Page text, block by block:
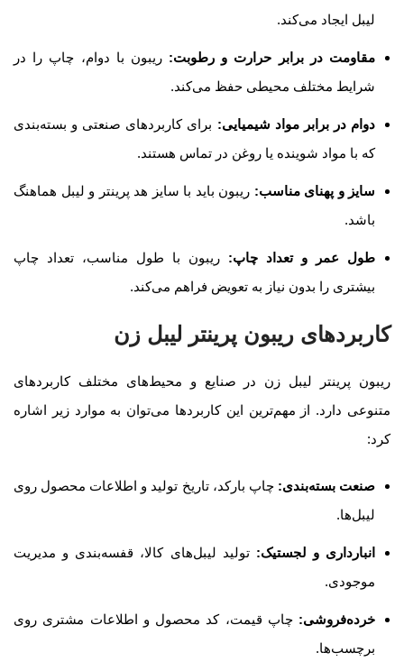
لیبل ایجاد می‌کند.
مقاومت در برابر حرارت و رطوبت: ریبون با دوام، چاپ را در
شرایط مختلف محیطی حفظ می‌کند.
دوام در برابر مواد شیمیایی: برای کاربردهای صنعتی و بسته‌بندی
که با مواد شوینده یا روغن در تماس هستند.
سایز و پهنای مناسب: ریبون باید با سایز هد پرینتر و لیبل هماهنگ
باشد.
طول عمر و تعداد چاپ: ریبون با طول مناسب، تعداد چاپ
بیشتری را بدون نیاز به تعویض فراهم می‌کند.
کاربردهای ریبون پرینتر لیبل زن
ریبون پرینتر لیبل زن در صنایع و محیط‌های مختلف کاربردهای
متنوعی دارد. از مهم‌ترین این کاربردها می‌توان به موارد زیر اشاره
کرد:
صنعت بسته‌بندی: چاپ بارکد، تاریخ تولید و اطلاعات محصول روی
لیبل‌ها.
انبارداری و لجستیک: تولید لیبل‌های کالا، قفسه‌بندی و مدیریت
موجودی.
خرده‌فروشی: چاپ قیمت، کد محصول و اطلاعات مشتری روی
برچسب‌ها.